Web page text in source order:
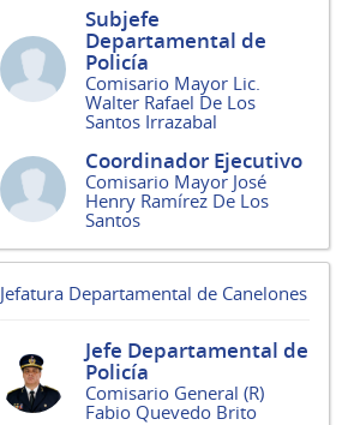
Subjefe
Departamental de
Policía
Comisario Mayor Lic.
Walter Rafael De Los
Santos Irrazabal
Coordinador Ejecutivo
Comisario Mayor José
Henry Ramírez De Los
Santos
Jefatura Departamental de Canelones
Jefe Departamental de
Policía
Comisario General (R)
Fabio Quevedo Brito